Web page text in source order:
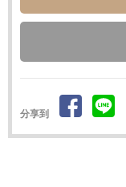
分享到